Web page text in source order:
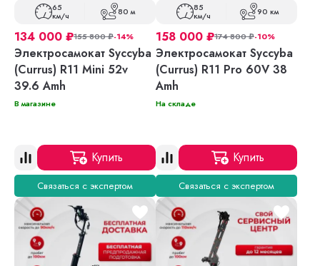
65
км/ч 80 м
134 000 ₽155 800₽-14%
Электросамокат Syccyba
(Currus) R11 Mini 52v
39.6 Amh
В магазине
Купить
Связаться с экспертом
85
км/ч 90 км
158 000 ₽174 800₽-10%
Электросамокат Syccyba
(Currus) R11 Pro 60V 38
Amh
На складе
Купить
Связаться с экспертом